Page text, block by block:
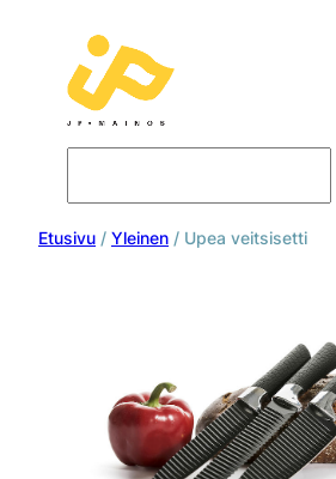
Etusivu / Yleinen / Upea veitsisetti